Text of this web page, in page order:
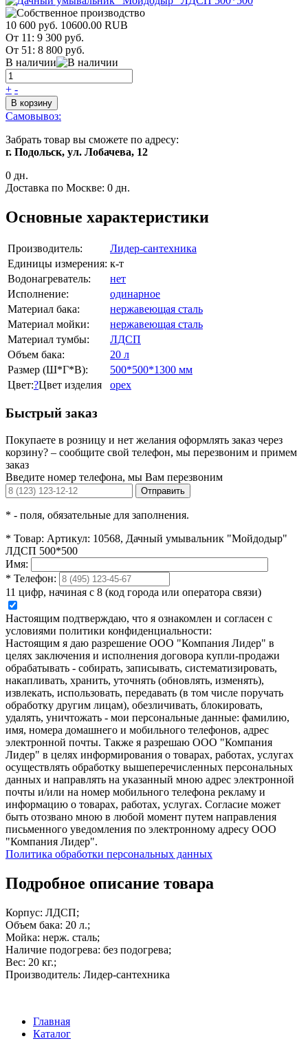
10 600 руб. 10600.00 RUB
От 11: 9 300 руб.
От 51: 8 800 руб.
В наличии
+ -
В корзину
Самовывоз:
Забрать товар вы сможете по адресу:
г. Подольск, ул. Лобачева, 12
0 дн.
Доставка по Москве: 0 дн.
Основные характеристики
Производитель:
Лидер-сантехника
Единицы измерения: к-т
Водонагреватель:
нет
Исполнение:
одинарное
Материал бака:
нержавеющая сталь
Материал мойки:
нержавеющая сталь
Материал тумбы:
ЛДСП
Объем бака:
20 л
Размер (Ш*Г*В):
500*500*1300 мм
Цвет:?Цвет изделия орех
Быстрый заказ
Покупаете в розницу и нет желания оформлять заказ через
корзину? – сообщите свой телефон, мы перезвоним и примем
заказ
Введите номер телефона, мы Вам перезвоним
Отправить
* - поля, обязательные для заполнения.
* Товар: Артикул: 10568, Дачный умывальник "Мойдодыр"
ЛДСП 500*500
Имя:
* Телефон:
11 цифр, начиная с 8 (код города или оператора связи)
Настоящим подтверждаю, что я ознакомлен и согласен с
условиями политики конфиденциальности:
Настоящим я даю разрешение ООО "Компания Лидер" в
целях заключения и исполнения договора купли-продажи
обрабатывать - собирать, записывать, систематизировать,
накапливать, хранить, уточнять (обновлять, изменять),
извлекать, использовать, передавать (в том числе поручать
обработку другим лицам), обезличивать, блокировать,
удалять, уничтожать - мои персональные данные: фамилию,
имя, номера домашнего и мобильного телефонов, адрес
электронной почты. Также я разрешаю ООО "Компания
Лидер" в целях информирования о товарах, работах, услугах
осуществлять обработку вышеперечисленных персональных
данных и направлять на указанный мною адрес электронной
почты и/или на номер мобильного телефона рекламу и
информацию о товарах, работах, услугах. Согласие может
быть отозвано мною в любой момент путем направления
письменного уведомления по электронному адресу ООО
"Компания Лидер".
Политика обработки персональных данных
Подробное описание товара
Корпус: ЛДСП;
Объем бака: 20 л.;
Мойка: нерж. сталь;
Наличие подогрева: без подогрева;
Вес: 20 кг.;
Производитель: Лидер-сантехника
Главная
Каталог